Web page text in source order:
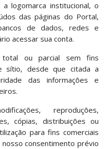
logomarca institucional, o
das páginas do Portal,
de dados, redes e
acessar sua conta.
total ou parcial sem fins
sítio, desde que citada a
das informações e
reproduções,
cópias, distribuições ou
para fins comerciais
consentimento prévio